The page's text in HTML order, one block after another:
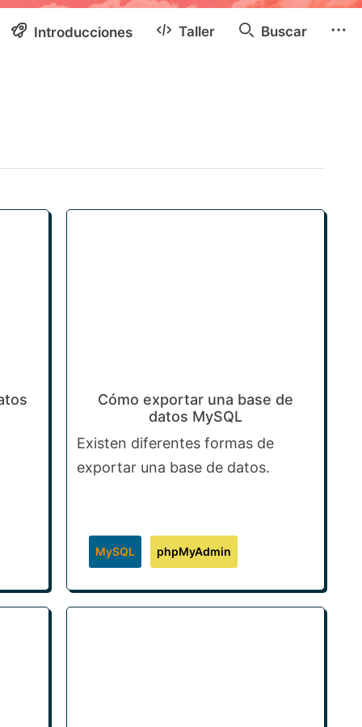
Introducciones Taller Buscar
Cómo exportar una base de
datos MySQL
Existen diferentes formas de
exportar una base de datos.
MySQL phpMyAdmin